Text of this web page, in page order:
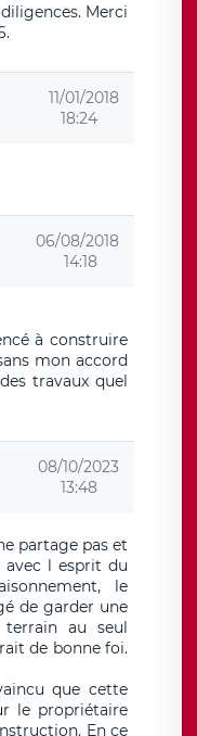
Merci
11/01/2018
18:24
06/08/2018
14:18
à construire
mon accord
travaux quel
08/10/2023
13:48
partage pas et
avec l esprit du
le
de garder une
au seul
de bonne foi.
que cette
le propriétaire
En ce